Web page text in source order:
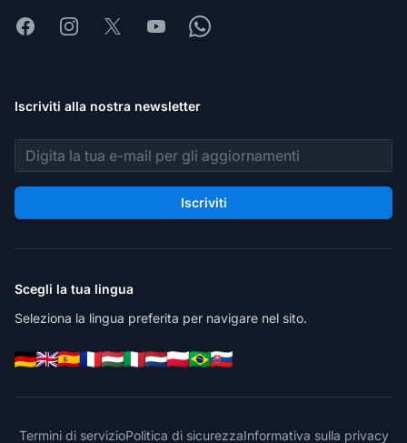
FacebookInstagram
X YoutubeWhatsapp
Iscriviti alla nostra newsletter
Indirizzo email
Iscriviti
Scegli la tua lingua
Seleziona la lingua preferita per navigare nel sito.
Termini di servizioPolitica di sicurezzaInformativa sulla privacy